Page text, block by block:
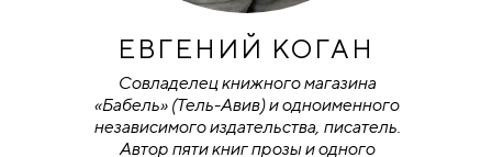
ЕВГЕНИЙ КОГАН
Совладелец книжного магазина
«Бабель» (Тель-Авив) и одноименного
независимого издательства, писатель.
Автор пяти книг прозы и одного